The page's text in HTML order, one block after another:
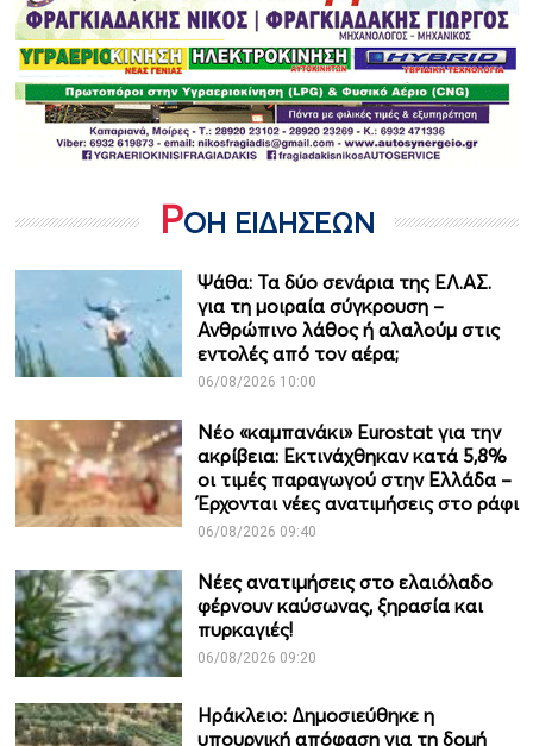
ΡΟΗ ΕΙΔΗΣΕΩΝ
Ψάθα: Τα δύο σενάρια της ΕΛ.ΑΣ.
για τη μοιραία σύγκρουση –
Ανθρώπινο λάθος ή αλαλούμ στις
εντολές από τον αέρα;
06/08/2026 10:00
Νέο «καμπανάκι» Eurostat για την
ακρίβεια: Εκτινάχθηκαν κατά 5,8%
οι τιμές παραγωγού στην Ελλάδα –
Έρχονται νέες ανατιμήσεις στο ράφι
06/08/2026 09:40
Νέες ανατιμήσεις στο ελαιόλαδο
φέρνουν καύσωνας, ξηρασία και
πυρκαγιές!
06/08/2026 09:20
Ηράκλειο: Δημοσιεύθηκε η
υπουργική απόφαση για τη δομή